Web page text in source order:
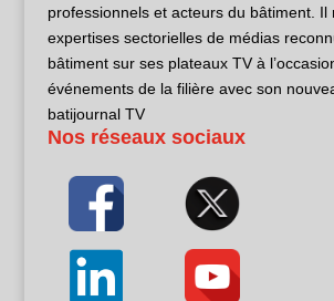
professionnels et acteurs du bâtiment. Il
expertises sectorielles de médias
bâtiment sur ses plateaux TV à
événements de la filière avec son
batijournal TV
Nos réseaux sociaux